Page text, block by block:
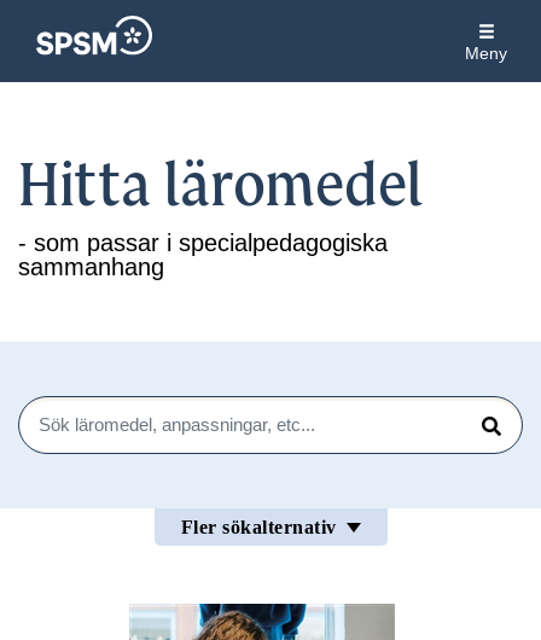
Meny
Hitta läromedel
- som passar i specialpedagogiska
sammanhang
Sök
Sök
Fler sökalternativ